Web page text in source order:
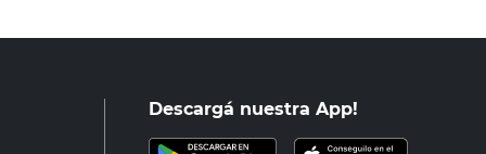
Descargá nuestra App!